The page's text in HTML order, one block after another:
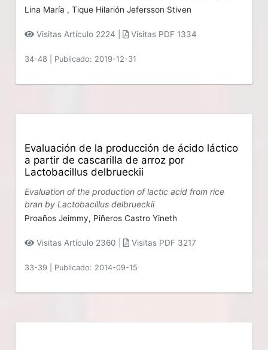
Lina María ,Tique Hilarión Jefersson Stiven
Visitas Artículo 2224 | Visitas PDF 1334
34-48 Publicado: 2019-12-31
Evaluación de la producción de ácido láctico
a partir de cascarilla de arroz por
Lactobacillus delbrueckii
Evaluation of the production of lactic acid from rice
bran by Lactobacillus delbrueckii
Proaños Jeimmy, Piñeros Castro Yineth
Visitas Artículo 2360 | Visitas PDF 3217
33-39 Publicado: 2014-09-15